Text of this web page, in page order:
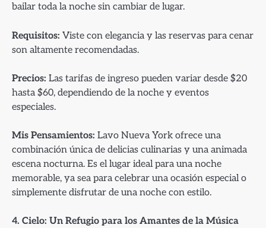
bailar toda la noche sin cambiar de lugar.
Requisitos: Viste con elegancia y las reservas para cenar
son altamente recomendadas.
Precios: Las tarifas de ingreso pueden variar desde $20
hasta $60, dependiendo de la noche y eventos
especiales.
Mis Pensamientos: Lavo Nueva York ofrece una
combinación única de delicias culinarias y una animada
escena nocturna. Es el lugar ideal para una noche
memorable, ya sea para celebrar una ocasión especial o
simplemente disfrutar de una noche con estilo.
4. Cielo: Un Refugio para los Amantes de la Música